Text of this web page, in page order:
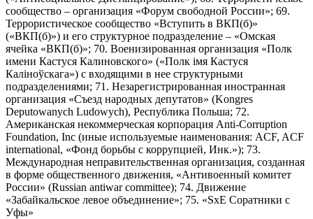
сообщество – организация «Форум свободной России»; 69.
Террористическое сообщество «Вступить в ВКП(б)»
(«ВКП(б)») и его структурное подразделение – «Омская
ячейка «ВКП(б)»; 70. Военизированная организация «Полк
имени Кастуся Калиновского» («Полк iмя Кастуся
Калiноўскага») с входящими в нее структурными
подразделениями; 71. Незарегистрированная иностранная
организация «Съезд народных депутатов» (Kongres
Deputowanych Ludowych), Республика Польша; 72.
Американская некоммерческая корпорация Anti-Corruption
Foundation, Inc (иные используемые наименования: ACF, ACF
international, «Фонд борьбы с коррупцией, Инк.»); 73.
Международная неправительственная организация, созданная
в форме общественного движения, «Антивоенный комитет
России» (Russian antiwar committee); 74. Движение
«Забайкальское левое объединение»; 75. «SxE Соратники с
Уфы»